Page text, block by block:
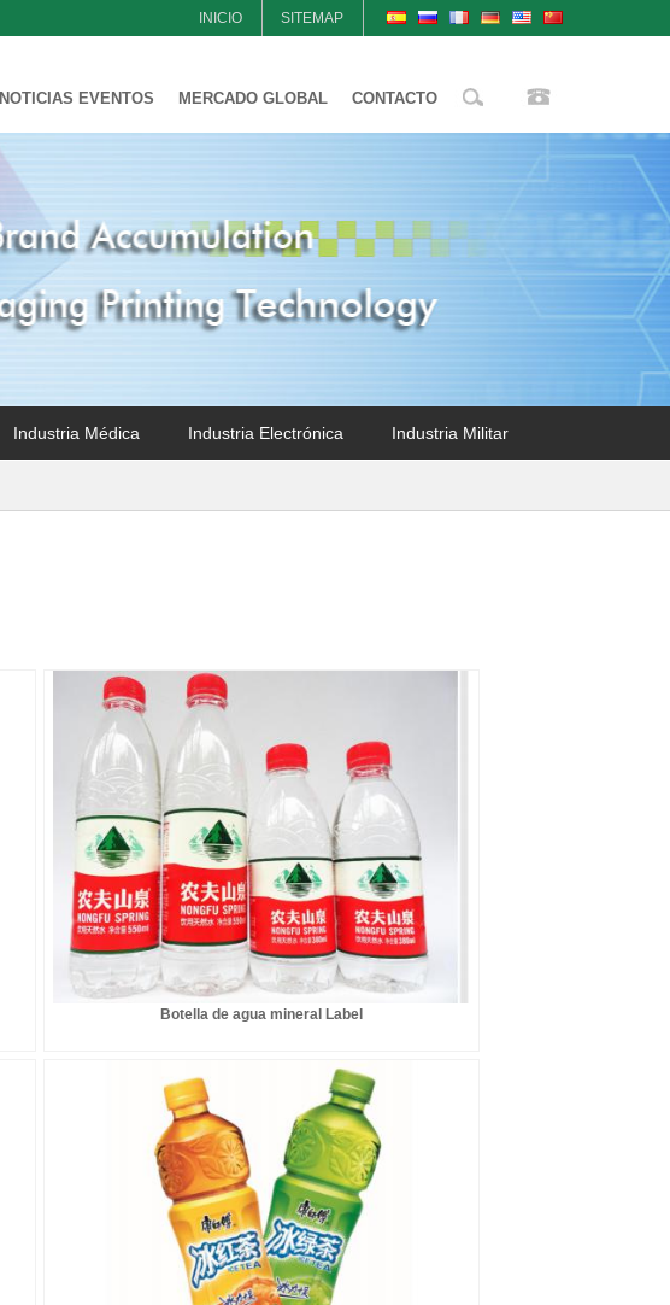
INICIO SITEMAP
NOTICIAS EVENTOS MERCADO GLOBAL CONTACTO
Industria Médica Industria Electrónica Industria Militar
Botella de agua mineral Label